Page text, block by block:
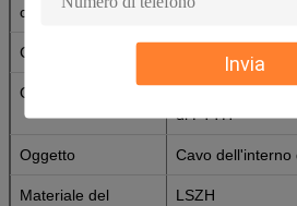
Invia
conduttori
Certificazione
OEM
di FTTH
Oggetto Cavo dell'interno
Materiale del
LSZH